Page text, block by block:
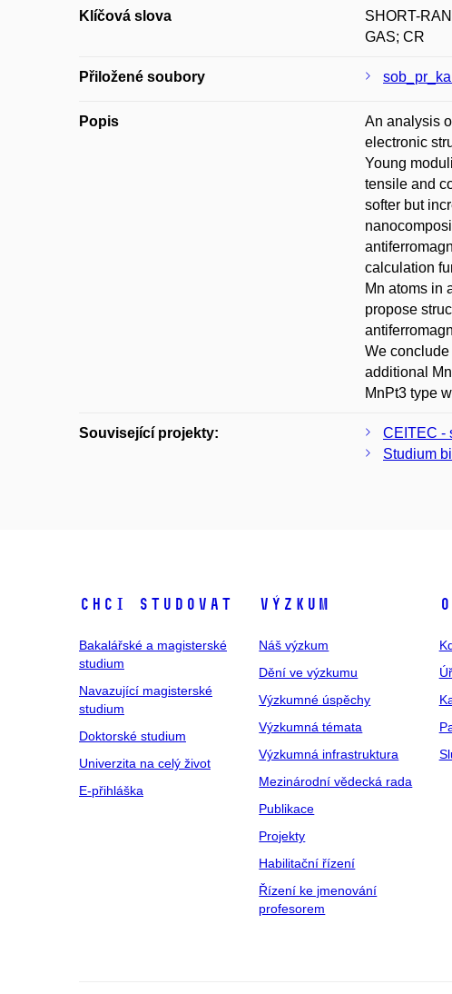
Klíčová slova
SHORT-
GAS; CR
Přiložené soubory
Popis
An analysis
electronic
Young
tensile and
softer but
calculation
Mn atoms in
propose
We
additional
MnPt3 type
Související projekty:
CEITEC -
Studium
Chci studovat
Bakalářské a magisterské
studium
Navazující magisterské
studium
Doktorské studium
Univerzita na celý život
E-přihláška
Výzkum
Náš výzkum
Dění ve výzkumu
Výzkumné úspěchy
Výzkumná témata
Výzkumná infrastruktura
Mezinárodní vědecká rada
Publikace
Projekty
Habilitační řízení
Řízení ke jmenování
profesorem